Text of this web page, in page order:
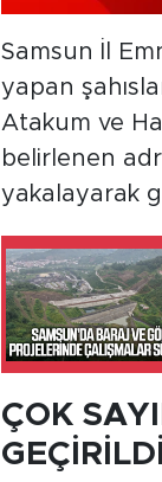
Samsun İl
yapan
Atakum ve
belirlenen
yakalayarak
ÇOK
GEÇİRİLDİ